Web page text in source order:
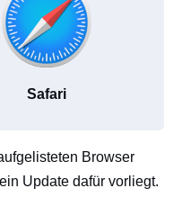
Safari
Browser
Update dafür vorliegt.